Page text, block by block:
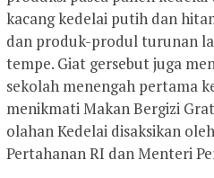
kacang kedelai putih dan
dan produk-produl turunan
tempe. Giat gersebut juga
sekolah menengah pertama
menikmati Makan Bergizi
olahan Kedelai disaksikan
Pertahanan RI dan Menteri